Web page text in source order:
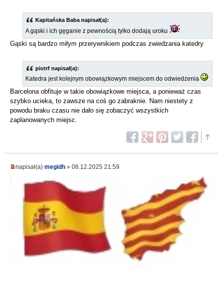
Kapitańska Baba napisał(a):
A gąski i ich gęganie z pewnością tylko dodają uroku
Gąski są bardzo miłym przerywnikiem podczas zwiedzania katedry
piotrf napisał(a):
Katedra jest kolejnym obowiązkowym miejscem do odwiedzenia
Barcelona obfituje w takie obowiązkowe miejsca, a ponieważ czas
szybko ucieka, to zawsze na coś go zabraknie. Nam niestety z
powodu braku czasu nie dało się zobaczyć wszystkich
zaplanowanych miejsc.
napisał(a) megidh » 08.12.2025 21:59